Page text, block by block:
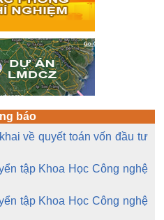
báo
về quyết toán vốn đầu tư
tập Khoa Học Công nghệ
tập Khoa Học Công nghệ